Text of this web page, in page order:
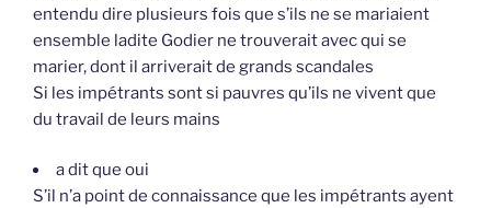
entendu dire plusieurs fois que s’ils ne se mariaient
ensemble ladite Godier ne trouverait avec qui se
marier, dont il arriverait de grands scandales
Si les impétrants sont si pauvres qu’ils ne vivent que
du travail de leurs mains
a dit que oui
S’il n’a point de connaissance que les impétrants ayent